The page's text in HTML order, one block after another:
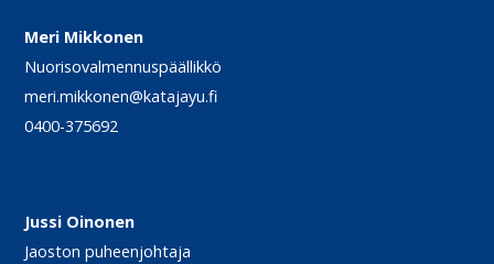
Meri Mikkonen
Nuorisovalmennuspäällikkö
meri.mikkonen@katajayu.fi
0400-375692
Jussi Oinonen
Jaoston puheenjohtaja